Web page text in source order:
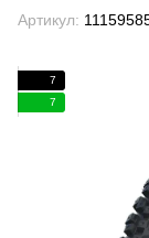
Артикул:
7
7